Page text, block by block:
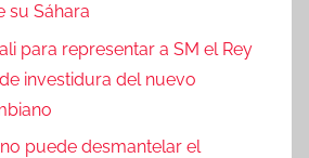
su Sáhara
para representar a SM el Rey
investidura del nuevo
puede desmantelar el